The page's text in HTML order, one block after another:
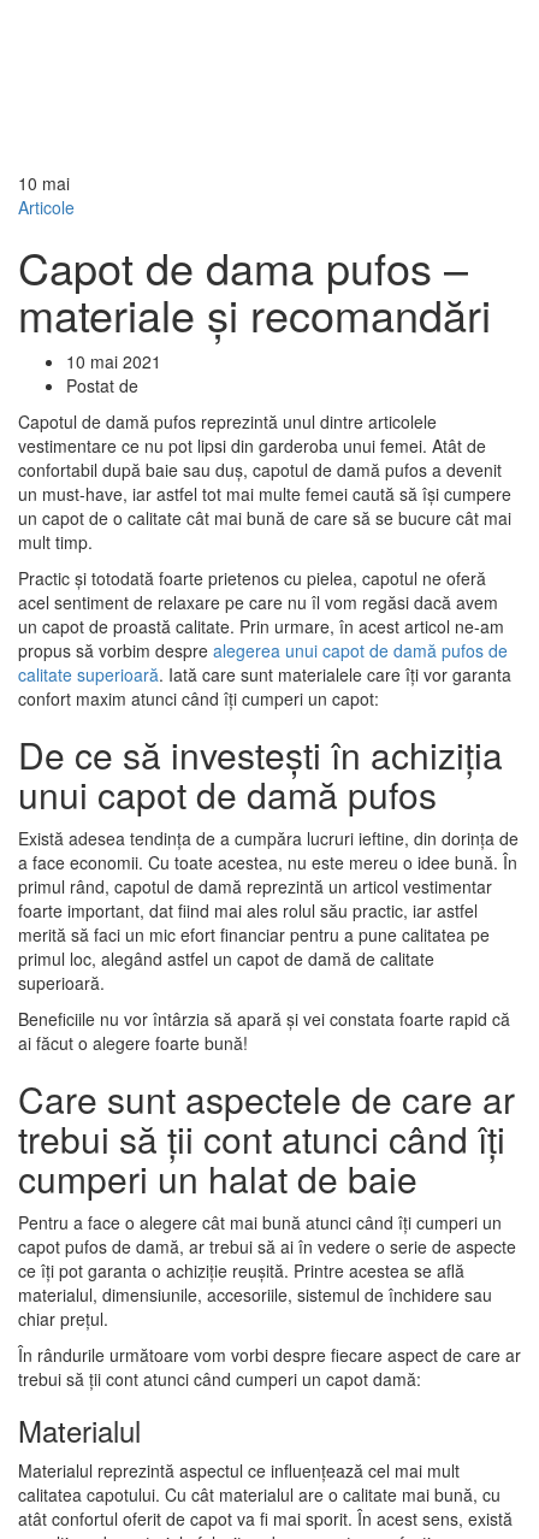
10 mai
Articole
Capot de dama pufos –
materiale și recomandări
10 mai 2021
Postat de
Capotul de damă pufos reprezintă unul dintre articolele
vestimentare ce nu pot lipsi din garderoba unui femei. Atât de
confortabil după baie sau duș, capotul de damă pufos a devenit
un must-have, iar astfel tot mai multe femei caută să își cumpere
un capot de o calitate cât mai bună de care să se bucure cât mai
mult timp.
Practic și totodată foarte prietenos cu pielea, capotul ne oferă
acel sentiment de relaxare pe care nu îl vom regăsi dacă avem
un capot de proastă calitate. Prin urmare, în acest articol ne-am
propus să vorbim despre alegerea unui capot de damă pufos de
calitate superioară. Iată care sunt materialele care îți vor garanta
confort maxim atunci când îți cumperi un capot:
De ce să investești în achiziția
unui capot de damă pufos
Există adesea tendința de a cumpăra lucruri ieftine, din dorința de
a face economii. Cu toate acestea, nu este mereu o idee bună. În
primul rând, capotul de damă reprezintă un articol vestimentar
foarte important, dat fiind mai ales rolul său practic, iar astfel
merită să faci un mic efort financiar pentru a pune calitatea pe
primul loc, alegând astfel un capot de damă de calitate
superioară.
Beneficiile nu vor întârzia să apară și vei constata foarte rapid că
ai făcut o alegere foarte bună!
Care sunt aspectele de care ar
trebui să ții cont atunci când îți
cumperi un halat de baie
Pentru a face o alegere cât mai bună atunci când îți cumperi un
capot pufos de damă, ar trebui să ai în vedere o serie de aspecte
ce îți pot garanta o achiziție reușită. Printre acestea se află
materialul, dimensiunile, accesoriile, sistemul de închidere sau
chiar prețul.
În rândurile următoare vom vorbi despre fiecare aspect de care ar
trebui să ții cont atunci când cumperi un capot damă:
Materialul
Materialul reprezintă aspectul ce influențează cel mai mult
calitatea capotului. Cu cât materialul are o calitate mai bună, cu
atât confortul oferit de capot va fi mai sporit. În acest sens, există